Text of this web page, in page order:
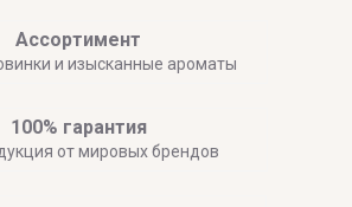
Ассортимент
и изысканные ароматы
100% гарантия
от мировых брендов